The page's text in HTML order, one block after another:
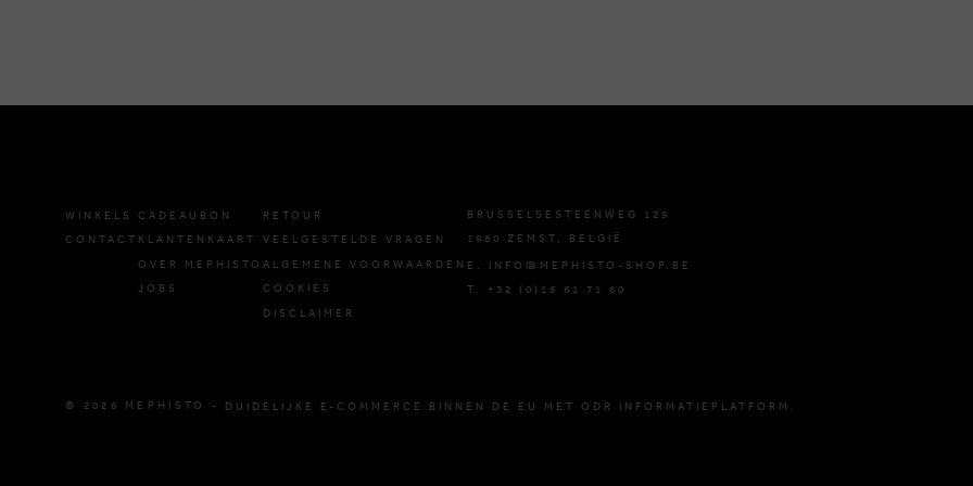
WINKELS
CONTACT
CADEAUBON
KLANTENKAART
OVER MEPHISTO
JOBS
RETOUR
VEELGESTELDE VRAGEN
ALGEMENE VOORWAARDEN
COOKIES
DISCLAIMER
BRUSSELSESTEENWEG 129
1980 ZEMST, BELGIË
E. INFO@MEPHISTO-SHOP.BE
T. +32 (0)16 61 71 60
© 2026 MEPHISTO - DUIDELIJKE E-COMMERCE BINNEN DE EU MET ODR INFORMATIEPLATFORM.